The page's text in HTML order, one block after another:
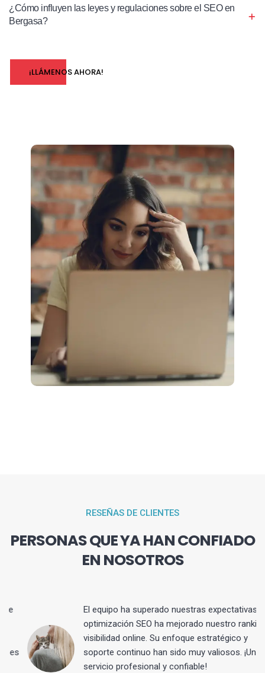
¿Cómo influyen las leyes y regulaciones sobre el SEO en
Bergasa?
¡LLÁMENOS AHORA!
RESEÑAS DE CLIENTES
PERSONAS QUE YA HAN CONFIADO
EN NOSOTROS
El equipo ha superado nuestras expectativas. La
optimización SEO ha mejorado nuestro ranking y
visibilidad online. Su enfoque estratégico y
soporte continuo han sido muy valiosos. ¡Un
servicio profesional y confiable!